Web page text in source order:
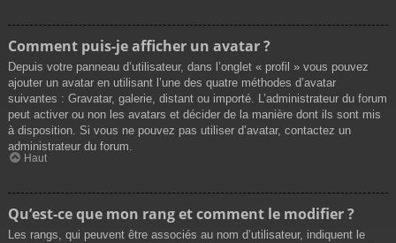
Comment puis-je afficher un avatar ?
Depuis votre panneau d’utilisateur, dans l’onglet « profil » vous pouvez
ajouter un avatar en utilisant l’une des quatre méthodes d’avatar
suivantes : Gravatar, galerie, distant ou importé. L’administrateur du forum
peut activer ou non les avatars et décider de la manière dont ils sont mis
à disposition. Si vous ne pouvez pas utiliser d’avatar, contactez un
administrateur du forum.
Haut
Qu’est-ce que mon rang et comment le modifier ?
Les rangs, qui peuvent être associés au nom d’utilisateur, indiquent le